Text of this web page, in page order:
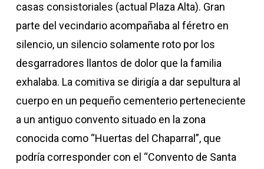
casas consistoriales (actual Plaza Alta). Gran
parte del vecindario acompañaba al féretro en
silencio, un silencio solamente roto por los
desgarradores llantos de dolor que la familia
exhalaba. La comitiva se dirigía a dar sepultura al
cuerpo en un pequeño cementerio perteneciente
a un antiguo convento situado en la zona
conocida como “Huertas del Chaparral”, que
podría corresponder con el “Convento de Santa